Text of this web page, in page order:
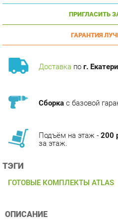
ГАРАНТИЯ
Доставкапог.
ТЭГИ
ОПИСАНИЕ
высочайшим качеством и